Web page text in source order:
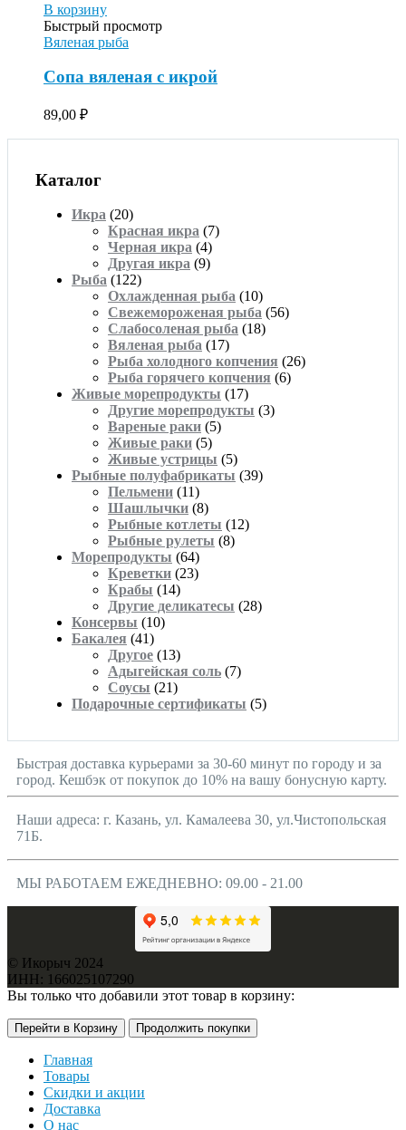
В корзину
Быстрый просмотр
Вяленая рыба
Сопа вяленая с икрой
89,00 ₽
Каталог
Икра (20)
Красная икра (7)
Черная икра (4)
Другая икра (9)
Рыба (122)
Охлажденная рыба (10)
Свежемороженая рыба (56)
Слабосоленая рыба (18)
Вяленая рыба (17)
Рыба холодного копчения (26)
Рыба горячего копчения (6)
Живые морепродукты (17)
Другие морепродукты (3)
Вареные раки (5)
Живые раки (5)
Живые устрицы (5)
Рыбные полуфабрикаты (39)
Пельмени (11)
Шашлычки (8)
Рыбные котлеты (12)
Рыбные рулеты (8)
Морепродукты (64)
Креветки (23)
Крабы (14)
Другие деликатесы (28)
Консервы (10)
Бакалея (41)
Другое (13)
Адыгейская соль (7)
Соусы (21)
Подарочные сертификаты (5)
Быстрая доставка курьерами за 30-60 минут по городу и за
город. Кешбэк от покупок до 10% на вашу бонусную карту.
Наши адреса: г. Казань, ул. Камалеева 30, ул.Чистопольская
71Б.
МЫ РАБОТАЕМ ЕЖЕДНЕВНО: 09.00 - 21.00
© Икорыч 2024
ИНН: 166025107290
Вы только что добавили этот товар в корзину:
Перейти в Корзину Продолжить покупки
Главная
Товары
Скидки и акции
Доставка
О нас